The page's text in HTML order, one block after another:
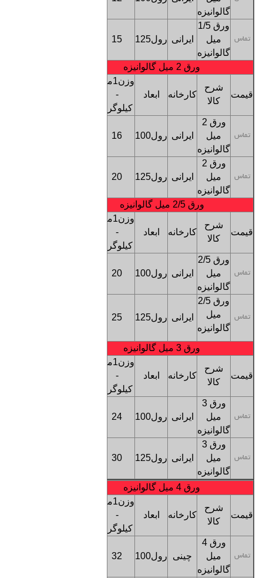
گالوانیزه
تماس
ورق 1/5
میل
گالوانیزه
ایرانی رول125 15
ورق 2 میل گالوانیزه
قیمت
شرح
کالا
کارخانه ابعاد
وزن1متر
-
کیلوگرم
تماس
ورق 2
میل
گالوانیزه
ایرانی رول100 16
تماس
ورق 2
میل
گالوانیزه
ایرانی رول125 20
ورق 2/5 میل گالوانیزه
قیمت
شرح
کالا
کارخانه ابعاد
وزن1متر
-
کیلوگرم
تماس
ورق 2/5
میل
گالوانیزه
ایرانی رول100 20
تماس
ورق 2/5
میل
گالوانیزه
ایرانی رول125 25
ورق 3 میل گالوانیزه
قیمت
شرح
کالا
کارخانه ابعاد
وزن1متر
-
کیلوگرم
تماس
ورق 3
میل
گالوانیزه
ایرانی رول100 24
تماس
ورق 3
میل
گالوانیزه
ایرانی رول125 30
ورق 4 میل گالوانیزه
قیمت
شرح
کالا
کارخانه ابعاد
وزن1متر
-
کیلوگرم
تماس
ورق 4
میل
گالوانیزه
چینی رول100 32